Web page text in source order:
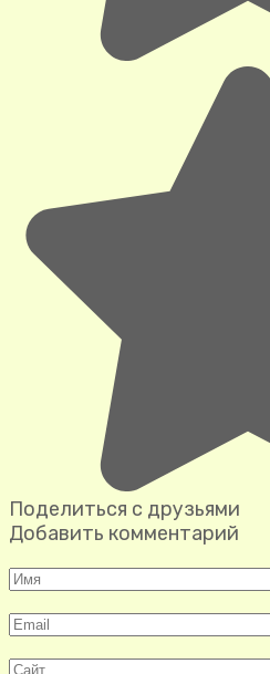
Поделиться с друзьями
Добавить комментарий
Имя
Email
Сайт